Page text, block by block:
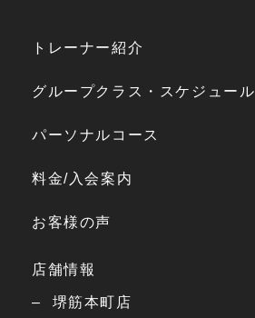
トレーナー紹介
グループクラス・スケジュール
パーソナルコース
料金/入会案内
お客様の声
店舗情報
堺筋本町店